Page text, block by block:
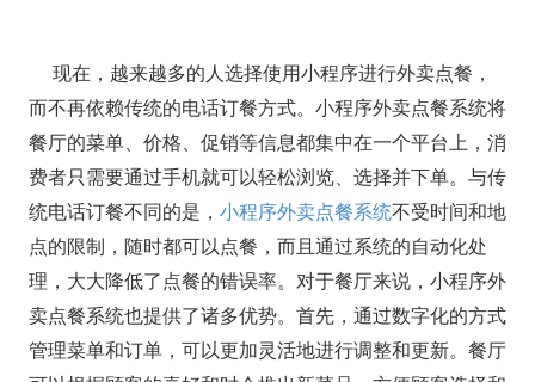
现在，越来越多的人选择使用小程序进行外卖点餐，
而不再依赖传统的电话订餐方式。小程序外卖点餐系统将
餐厅的菜单、价格、促销等信息都集中在一个平台上，消
费者只需要通过手机就可以轻松浏览、选择并下单。与传
统电话订餐不同的是， 小程序外卖点餐系统不受时间和地
点的限制，随时都可以点餐，而且通过系统的自动化处
理，大大降低了点餐的错误率。对于餐厅来说，小程序外
卖点餐系统也提供了诸多优势。首先，通过数字化的方式
管理菜单和订单，可以更加灵活地进行调整和更新。餐厅